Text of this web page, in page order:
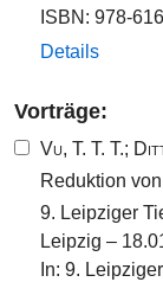
ISBN: 978-
Details
Vorträge:
Vu, T. T. T.;
Reduktion
9. Leipziger
Leipzig –
In: 9.